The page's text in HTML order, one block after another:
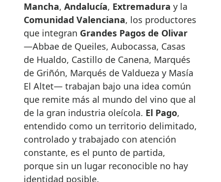
Mancha, Andalucía, Extremadura y la
Comunidad Valenciana, los productores
que integran Grandes Pagos de Olivar
—Abbae de Queiles, Aubocassa, Casas
de Hualdo, Castillo de Canena, Marqués
de Griñón, Marqués de Valdueza y Masía
El Altet— trabajan bajo una idea común
que remite más al mundo del vino que al
de la gran industria oleícola. El Pago,
entendido como un territorio delimitado,
controlado y trabajado con atención
constante, es el punto de partida,
porque sin un lugar reconocible no hay
identidad posible.